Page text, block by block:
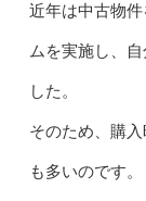
近年は中古物
ムを実施し、
した。
そのため、購
も多いのです。